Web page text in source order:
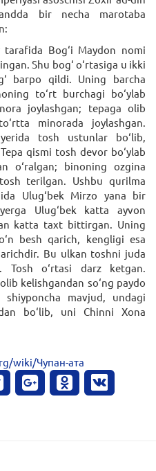
bir necha marotaba
Bog‘i Maydon nomi
Shu bog‘ o‘rtasiga u ikki
barpo qildi. Uning barcha
to‘rt burchagi bo‘ylab
joylashgan; tepaga olib
minorada joylashgan.
tosh ustunlar bo‘lib,
qismi tosh devor bo‘ylab
o‘ralgan; binoning ozgina
terilgan. Ushbu qurilma
Ulug‘bek Mirzo yana bir
Ulug‘bek katta ayvon
katta taxt bittirgan. Uning
besh qarich, kengligi esa
Bu ulkan toshni juda
Tosh o‘rtasi darz ketgan.
kelishgandan so‘ng paydo
shiyponcha mavjud, undagi
bo‘lib, uni Chinni Xona
wiki/Чупан-ата